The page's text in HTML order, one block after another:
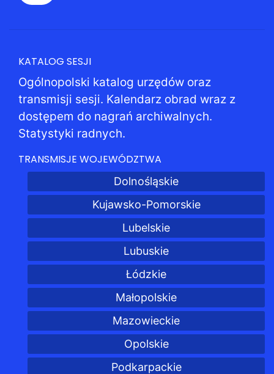
KATALOG SESJI
Ogólnopolski katalog urzędów oraz
transmisji sesji. Kalendarz obrad wraz z
dostępem do nagrań archiwalnych.
Statystyki radnych.
TRANSMISJE WOJEWÓDZTWA
Dolnośląskie
Kujawsko-Pomorskie
Lubelskie
Lubuskie
Łódzkie
Małopolskie
Mazowieckie
Opolskie
Podkarpackie